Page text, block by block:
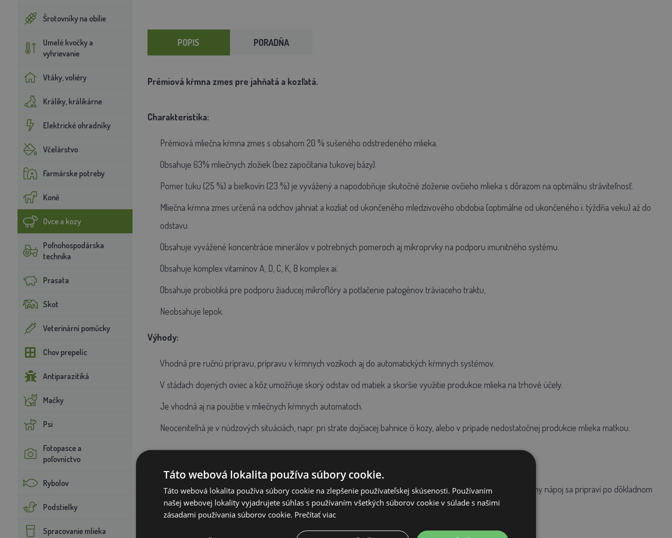
Šrotovníky na obilie
Umelé kvočky a
vyhrievanie
Vtáky, voliéry
Králiky, králikárne
Elektrické ohradníky
Včelárstvo
Farmárske potreby
Koně
Ovce a kozy
Poľnohospodárska
technika
Prasata
Skot
Veterinární pomůcky
Chov prepelíc
Antiparazitiká
Mačky
Psi
Fotopasce a
poľovníctvo
Rybolov
Podstielky
Spracovanie mlieka
POPIS PORADŇA
Prémiová kŕmna zmes pre jahňatá a kozľatá.
Charakteristika:
Prémiová mliečna kŕmna zmes s obsahom 20 % sušeného odstredeného mlieka.
Obsahuje 63% mliečnych zložiek (bez započítania tukovej bázy).
Pomer tuku (25 %) a bielkovín (23 %) je vyvážený a napodobňuje skutočné zloženie ovčieho mlieka s dôrazom na optimálnu stráviteľnosť.
Mliečna kŕmna zmes určená na odchov jahniat a kozliat od ukončeného mledzivového obdobia (optimálne od ukončeného i. týždňa veku) až do
odstavu.
Obsahuje vyvážené koncentrácie minerálov v potrebných pomeroch aj mikroprvky na podporu imunitného systému.
Obsahuje komplex vitamínov A, D, C, K, B komplex ai.
Obsahuje probiotiká pre podporu žiaducej mikroflóry a potlačenie patogénov tráviaceho traktu,
Neobsahuje lepok.
Výhody:
Vhodná pre ručnú prípravu, prípravu v kŕmnych vozíkoch aj do automatických kŕmnych systémov.
V stádach dojených oviec a kôz umožňuje skorý odstav od matiek a skoršie využitie produkcie mlieka na trhové účely.
Je vhodná aj na použitie v mliečnych kŕmnych automatoch.
Neoceniteľná je v núdzových situáciách, napr. pri strate dojčiacej bahnice či kozy, alebo v prípade nedostatočnej produkcie mlieka matkou.
Príprava a dávkovanie mliečneho nápoja:
Jahňatá a kozľatá musia minimálne prvý deň života prijať adekvátny objem ovčieho alebo kozieho mledziva. Mliečny nápoj sa pripraví po dôkladnom
rozmiešaní:
Jahňatá: 180 až 220 g mliečnej kŕmnej v 1000 ml teplej vody 45 °C.
Táto webová lokalita používa súbory cookie.
Táto webová lokalita používa súbory cookie na zlepšenie používateľskej skúsenosti. Používaním
našej webovej lokality vyjadrujete súhlas s používaním všetkých súborov cookie v súlade s našimi
zásadami používania súborov cookie. Prečítať viac